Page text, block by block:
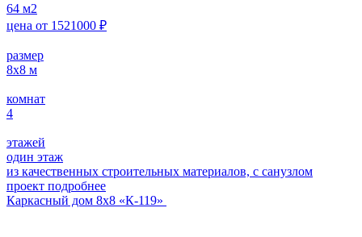
64 м2
цена от 1521000 ₽
размер
8х8 м
комнат
4
этажей
один этаж
из качественных строительных материалов, с санузлом
проект подробнее
Каркасный дом 8х8 «К-119»